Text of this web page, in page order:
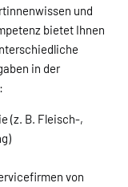
und
bietet Ihnen
in der
(z. B. Fleisch-,
von